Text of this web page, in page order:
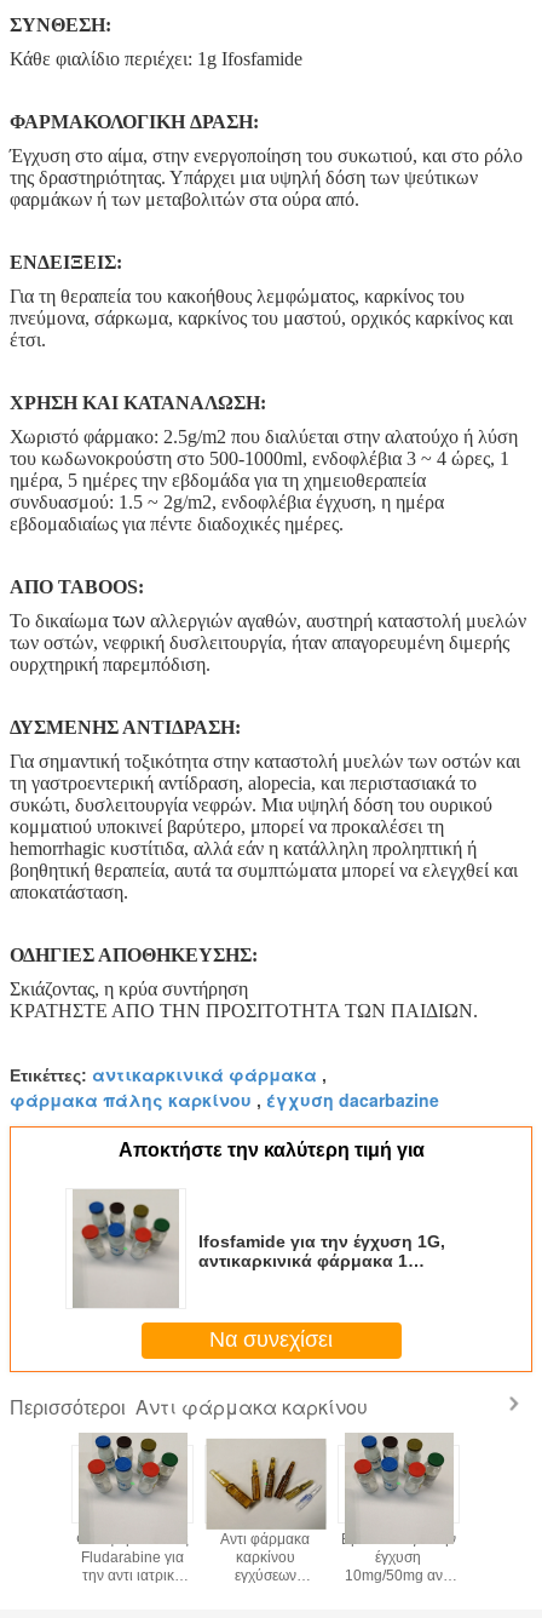
ΣΥΝΘΕΣΗ:
Κάθε φιαλίδιο περιέχει: 1g Ifosfamide
ΦΑΡΜΑΚΟΛΟΓΙΚΗ ΔΡΑΣΗ:
Έγχυση στο αίμα, στην ενεργοποίηση του συκωτιού, και στο ρόλο
της δραστηριότητας. Υπάρχει μια υψηλή δόση των ψεύτικων
φαρμάκων ή των μεταβολιτών στα ούρα από.
ΕΝΔΕΙΞΕΙΣ:
Για τη θεραπεία του κακοήθους λεμφώματος, καρκίνος του
πνεύμονα, σάρκωμα, καρκίνος του μαστού, ορχικός καρκίνος και
έτσι.
ΧΡΗΣΗ ΚΑΙ ΚΑΤΑΝΑΛΩΣΗ:
Χωριστό φάρμακο: 2.5g/m2 που διαλύεται στην αλατούχο ή λύση
του κωδωνοκρούστη στο 500-1000ml, ενδοφλέβια 3 ~ 4 ώρες, 1
ημέρα, 5 ημέρες την εβδομάδα για τη χημειοθεραπεία
συνδυασμού: 1.5 ~ 2g/m2, ενδοφλέβια έγχυση, η ημέρα
εβδομαδιαίως για πέντε διαδοχικές ημέρες.
ΑΠΟ TABOOS:
Το δικαίωμα των αλλεργιών αγαθών, αυστηρή καταστολή μυελών
των οστών, νεφρική δυσλειτουργία, ήταν απαγορευμένη διμερής
ουρχτηρική παρεμπόδιση.
ΔΥΣΜΕΝΗΣ ΑΝΤΙΔΡΑΣΗ:
Για σημαντική τοξικότητα στην καταστολή μυελών των οστών και
τη γαστροεντερική αντίδραση, alopecia, και περιστασιακά το
συκώτι, δυσλειτουργία νεφρών. Μια υψηλή δόση του ουρικού
κομματιού υποκινεί βαρύτερο, μπορεί να προκαλέσει τη
hemorrhagic κυστίτιδα, αλλά εάν η κατάλληλη προληπτική ή
βοηθητική θεραπεία, αυτά τα συμπτώματα μπορεί να ελεγχθεί και
αποκατάσταση.
ΟΔΗΓΙΕΣ ΑΠΟΘΗΚΕΥΣΗΣ:
Σκιάζοντας, η κρύα συντήρηση
ΚΡΑΤΗΣΤΕ ΑΠΟ ΤΗΝ ΠΡΟΣΙΤΟΤΗΤΑ ΤΩΝ ΠΑΙΔΙΩΝ.
Ετικέττες: αντικαρκινικά φάρμακα ,
φάρμακα πάλης καρκίνου , έγχυση dacarbazine
Αποκτήστε την καλύτερη τιμή για
Ifosfamide για την έγχυση 1G,
αντικαρκινικά φάρμακα 1
Να συνεχίσει
Περισσότεροι Αντι φάρμακα καρκίνου
Φωσφορικό άλας
Fludarabine για
την αντι ιατρική
Αντι φάρμακα
καρκίνου
εγχύσεων
Epirubicin για την
έγχυση
10mg/50mg αντι